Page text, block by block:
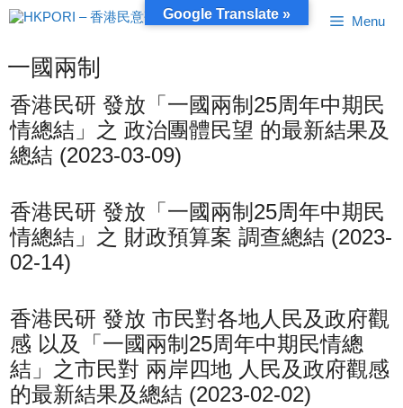
跳
至
Menu
一國兩制
香港民研 發放「一國兩制25周年中期民
情總結」之 政治團體民望 的最新結果及
總結 (2023-03-09)
香港民研 發放「一國兩制25周年中期民
情總結」之 財政預算案 調查總結 (2023-
02-14)
香港民研 發放 市民對各地人民及政府觀
感 以及「一國兩制25周年中期民情總
結」之市民對 兩岸四地 人民及政府觀感
的最新結果及總結 (2023-02-02)
Google Translate »